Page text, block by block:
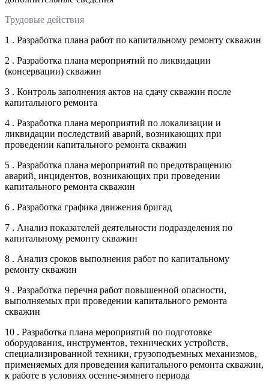
Трудовые действия
1 . Разработка плана работ по капитальному ремонту скважин
2 . Разработка плана мероприятий по ликвидации
(консервации) скважин
3 . Контроль заполнения актов на сдачу скважин после
капитального ремонта
4 . Разработка плана мероприятий по локализации и
ликвидации последствий аварий, возникающих при
проведении капитального ремонта скважин
5 . Разработка плана мероприятий по предотвращению
аварий, инцидентов, возникающих при проведении
капитального ремонта скважин
6 . Разработка графика движения бригад
7 . Анализ показателей деятельности подразделения по
капитальному ремонту скважин
8 . Анализ сроков выполнения работ по капитальному
ремонту скважин
9 . Разработка перечня работ повышенной опасности,
выполняемых при проведении капитального ремонта
скважин
10 . Разработка плана мероприятий по подготовке
оборудования, инструментов, технических устройств,
специализированной техники, грузоподъемных механизмов,
применяемых для проведения капитального ремонта скважин,
к работе в условиях осенне-зимнего периода